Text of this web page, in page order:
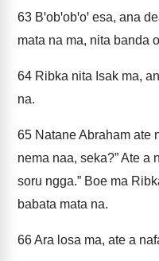
63 Bꞌobꞌobꞌoꞌ esa, ana
mata na ma, nita banda
64 Ribka nita Isak ma,
na.
65 Natane Abraham ate
nema naa, seka?” Ate a
soru ngga.” Boe ma
babata mata na.
66Ara losa ma, ate a